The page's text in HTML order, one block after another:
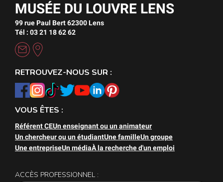
MUSÉE DU LOUVRE LENS
99 rue Paul Bert 62300 Lens
Tél : 03 21 18 62 62
RETROUVEZ-NOUS SUR :
VOUS ÊTES :
Référent CEUn enseignant ou un animateur
Un chercheur ou un étudiantUne familleUn groupe
Une entrepriseUn médiaÀ la recherche d'un emploi
ACCÈS PROFESSIONNEL :